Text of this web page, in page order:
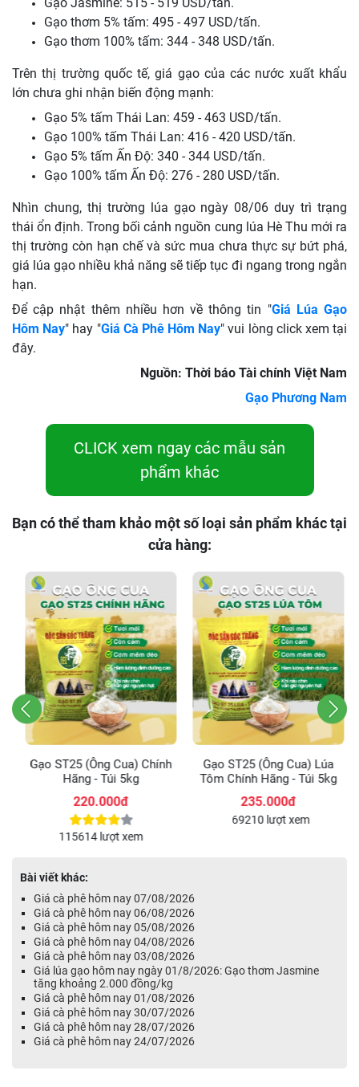
Gạo thơm 5% tấm: 495 - 497 USD/tấn.
Gạo thơm 100% tấm: 344 - 348 USD/tấn.
Trên thị trường quốc tế, giá gạo của các nước xuất khẩu
lớn chưa ghi nhận biến động mạnh:
Gạo 5% tấm Thái Lan: 459 - 463 USD/tấn.
Gạo 100% tấm Thái Lan: 416 - 420 USD/tấn.
Gạo 5% tấm Ấn Độ: 340 - 344 USD/tấn.
Gạo 100% tấm Ấn Độ: 276 - 280 USD/tấn.
Nhìn chung, thị trường lúa gạo ngày 08/06 duy trì trạng
thái ổn định. Trong bối cảnh nguồn cung lúa Hè Thu mới ra
thị trường còn hạn chế và sức mua chưa thực sự bứt phá,
giá lúa gạo nhiều khả năng sẽ tiếp tục đi ngang trong ngắn
hạn.
Để cập nhật thêm nhiều hơn về thông tin "Giá Lúa Gạo
Hôm Nay" hay "Giá Cà Phê Hôm Nay" vui lòng click xem tại
đây.
Nguồn: Thời báo Tài chính Việt Nam
Gạo Phương Nam
CLICK xem ngay các mẫu sản
phẩm khác
Bạn có thể tham khảo một số loại sản phẩm khác tại
cửa hàng:
Gạo ST25 (Ông Cua) Chính
Hãng - Túi 5kg
220.000đ
115614 lượt xem
Gạo ST25 (Ông Cua) Lúa
Tôm Chính Hãng - Túi 5kg
235.000đ
69210 lượt xem
Bài viết khác:
Giá cà phê hôm nay 07/08/2026
Giá cà phê hôm nay 06/08/2026
Giá cà phê hôm nay 05/08/2026
Giá cà phê hôm nay 04/08/2026
Giá cà phê hôm nay 03/08/2026
Giá lúa gạo hôm nay ngày 01/8/2026: Gạo thơm Jasmine
tăng khoảng 2.000 đồng/kg
Giá cà phê hôm nay 01/08/2026
Giá cà phê hôm nay 30/07/2026
Giá cà phê hôm nay 28/07/2026
Giá cà phê hôm nay 24/07/2026